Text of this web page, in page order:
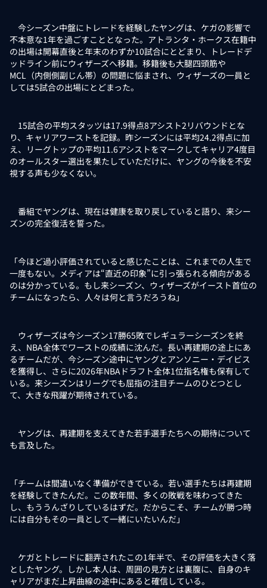
今シーズン中盤にトレードを経験したヤングは、ケガの影響で
不本意な1年を過ごすこととなった。アトランタ・ホークス在籍中
の出場は開幕直後と年末のわずか10試合にとどまり、トレードデ
ッドライン前にウィザーズへ移籍。移籍後も大腿四頭筋や
MCL（内側側副じん帯）の問題に悩まされ、ウィザーズの一員と
しては5試合の出場にとどまった。
15試合の平均スタッツは17.9得点8アシスト2リバウンドとな
り、キャリアワーストを記録。昨シーズンには平均24.2得点に加
え、リーグトップの平均11.6アシストをマークしてキャリア4度目
のオールスター選出を果たしていただけに、ヤングの今後を不安
視する声も少なくない。
番組でヤングは、現在は健康を取り戻していると語り、来シー
ズンの完全復活を誓った。
「今ほど過小評価されていると感じたことは、これまでの人生で
一度もない。メディアは“直近の印象”に引っ張られる傾向がある
のは分かっている。もし来シーズン、ウィザーズがイースト首位の
チームになったら、人々は何と言うだろうね」
ウィザーズは今シーズン17勝65敗でレギュラーシーズンを終
え、NBA全体でワーストの成績に沈んだ。長い再建期の途上にあ
るチームだが、今シーズン途中にヤングとアンソニー・デイビス
を獲得し、さらに2026年NBAドラフト全体1位指名権も保有して
いる。来シーズンはリーグでも屈指の注目チームのひとつとし
て、大きな飛躍が期待されている。
ヤングは、再建期を支えてきた若手選手たちへの期待について
も言及した。
「チームは間違いなく準備ができている。若い選手たちは再建期
を経験してきたんだ。この数年間、多くの敗戦を味わってきた
し、もううんざりしているはずだ。だからこそ、チームが勝つ時
には自分もその一員として一緒にいたいんだ」
ケガとトレードに翻弄されたこの1年半で、その評価を大きく落
としたヤング。しかし本人は、周囲の見方とは裏腹に、自身のキ
ャリアがまだ上昇曲線の途中にあると確信している。